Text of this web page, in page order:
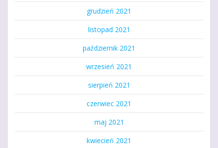
grudzień 2021
listopad 2021
październik 2021
wrzesień 2021
sierpień 2021
czerwiec 2021
maj 2021
kwiecień 2021